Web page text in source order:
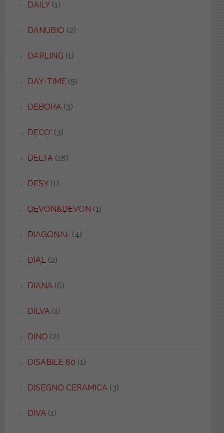
DAILY(1)
DANUBIO (2)
DARLING (1)
DAY-TIME(5)
DEBORA (3)
DECO' (3)
DELTA (18)
DESY(1)
DEVON&DEVON (1)
DIAGONAL (4)
DIAL (2)
DIANA (6)
DILVA (1)
DINO (2)
DISABILE 80 (1)
DISEGNO CERAMICA (3)
DIVA (1)